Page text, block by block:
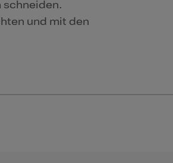
schneiden.
und mit den